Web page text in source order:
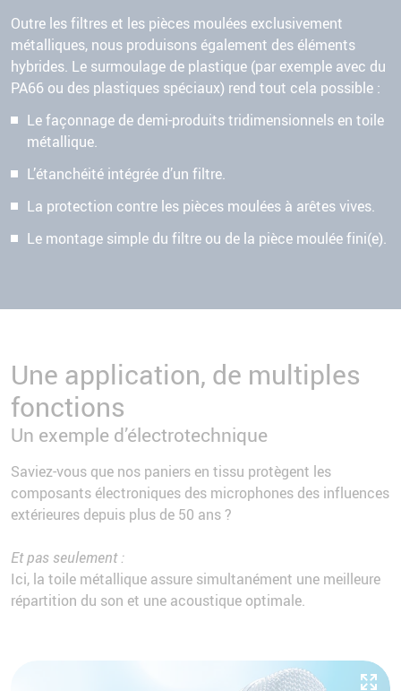
Outre les filtres et les pièces moulées exclusivement
métalliques, nous produisons également des éléments
hybrides. Le surmoulage de plastique (par exemple avec du
PA66 ou des plastiques spéciaux) rend tout cela possible :
Le façonnage de demi-produits tridimensionnels en toile
métallique.
L’étanchéité intégrée d’un filtre.
La protection contre les pièces moulées à arêtes vives.
Le montage simple du filtre ou de la pièce moulée fini(e).
Une application, de multiples
fonctions
Un exemple d’électrotechnique
Saviez-vous que nos paniers en tissu protègent les
composants électroniques des microphones des influences
extérieures depuis plus de 50 ans ?
Et pas seulement :
Ici, la toile métallique assure simultanément une meilleure
répartition du son et une acoustique optimale.